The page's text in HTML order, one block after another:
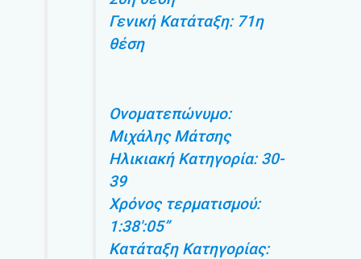
Γενική Κατάταξη: 71η
θέση
Ονοματεπώνυμο:
Μιχάλης Μάτσης
Ηλικιακή Κατηγορία: 30-
39
Χρόνος τερματισμού:
1:38′:05”
Κατάταξη Κατηγορίας: